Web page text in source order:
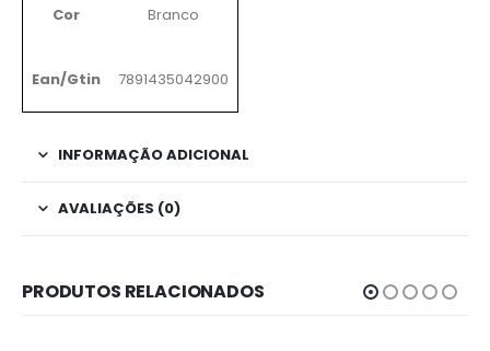
Cor Branco
Ean/Gtin 7891435042900
INFORMAÇÃO ADICIONAL
AVALIAÇÕES (0)
PRODUTOS RELACIONADOS